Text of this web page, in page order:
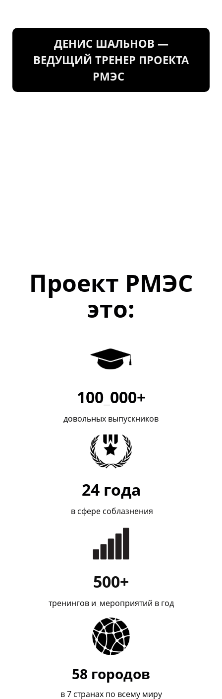
ДЕНИС ШАЛЬНОВ —
ВЕДУЩИЙ ТРЕНЕР ПРОЕКТА
РМЭС
Проект РМЭС
это:
100_ 000+
довольных выпускников
24 года
в сфере соблазнения
500+
тренингов и мероприятий в год
58 городов
в 7 странах по всему миру